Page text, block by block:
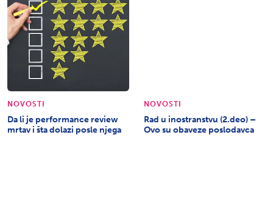
NOVOSTI
Da li je performance review
mrtav i šta dolazi posle njega
NOVOSTI
Rad u inostranstvu (2.deo) –
Ovo su obaveze poslodavca